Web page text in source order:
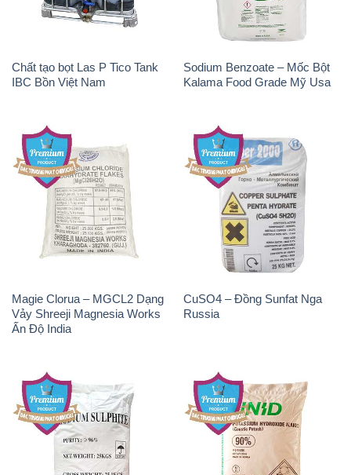
Chất tạo bọt Las P Tico Tank
IBC Bồn Việt Nam
Sodium Benzoate – Mốc Bột
Kalama Food Grade Mỹ Usa
Magie Clorua – MGCL2 Dạng
Vảy Shreeji Magnesia Works
Ấn Độ India
CuSO4 – Đồng Sunfat Nga
Russia